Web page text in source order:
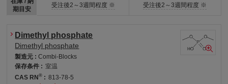
期目安
受注後2～3週間程度 ※ 受注後2～3週間程度 ※
Dimethyl phosphate
Dimethyl phosphate
製造元 :Combi-Blocks
保存条件 : 室温
CAS RN® : 813-78-5